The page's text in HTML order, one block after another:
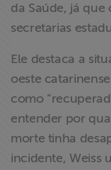
da Saúde, já
secretarias
Ele destaca a
oeste
como
entender por
morte tinha
incidente, Weiss